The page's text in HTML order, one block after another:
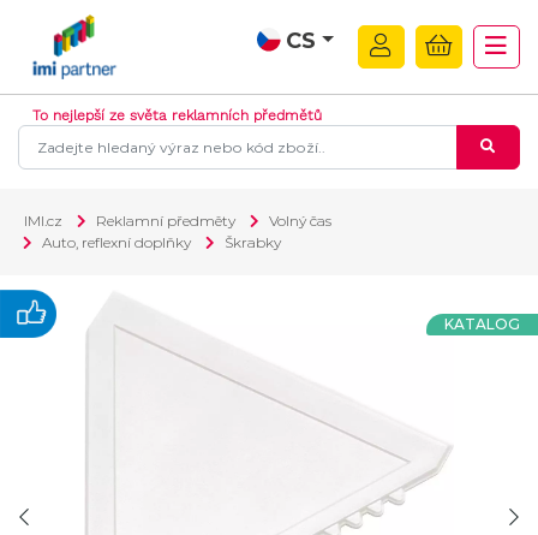
CS
To nejlepší ze světa reklamních předmětů
IMI.cz Reklamní předměty
Volný čas
Auto, reflexní doplňky
Škrabky
KATALOG